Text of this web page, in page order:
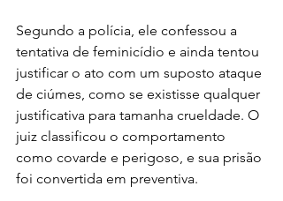
Segundo a polícia, ele confessou a
tentativa de feminicídio e ainda tentou
justificar o ato com um suposto ataque
de ciúmes, como se existisse qualquer
justificativa para tamanha crueldade. O
juiz classificou o comportamento
como covarde e perigoso, e sua prisão
foi convertida em preventiva.